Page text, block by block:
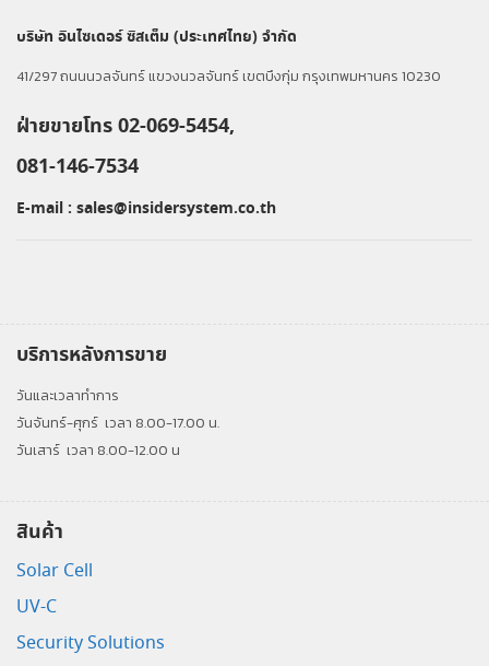
บริษัท อินไซเดอร์ ซิสเต็ม (ประเทศไทย) จำกัด
41/297 ถนนนวลจันทร์ แขวงนวลจันทร์ เขตบึงกุ่ม กรุงเทพมหานคร 10230
ฝ่ายขายโทร 02-069-5454,
081-146-7534
E-mail : sales@insidersystem.co.th
บริการหลังการขาย
วันและเวลาทำการ
วันจันทร์-ศุกร์ เวลา 8.00-17.00 น.
วันเสาร์ เวลา 8.00-12.00 น
สินค้า
Solar Cell
UV-C
Security Solutions